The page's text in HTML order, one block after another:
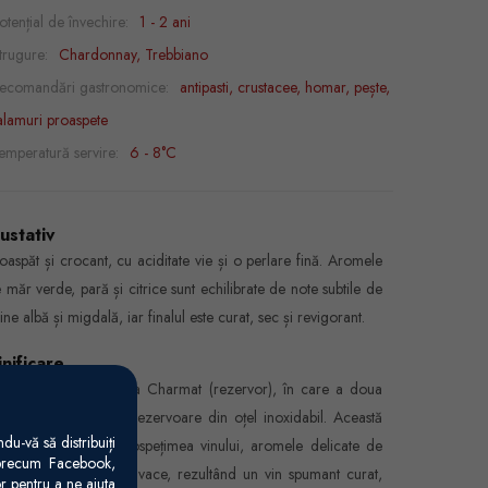
vă să distribuiți
Facebook,
pentru a ne ajuta
de învechire: 1 - 2 ani
Chardonnay, Trebbiano
gastronomice: antipasti, crustacee, homar, pește,
proaspete
servire:
6 - 8°C
și crocant, cu aciditate vie și o perlare fină. Aromele
măr verde, pară și citrice sunt echilibrate de note subtile de
albă și migdală, iar finalul este curat, sec și revigorant.
folosind metoda Charmat (rezervor), în care a doua
are loc în rezervoare din oțel inoxidabil. Această
păstrează prospețimea vinului, aromele delicate de
și efervescența vivace, rezultând un vin spumant curat,